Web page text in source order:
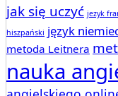
jak się uczyć jezyk
hiszpański język
metoda Leitnera
nauka